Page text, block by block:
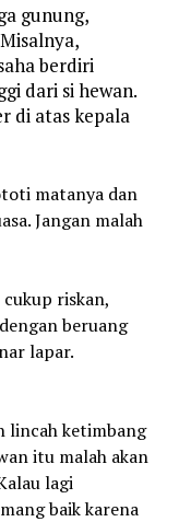
gunung,
berdiri
dari si hewan.
di atas kepala
matanya dan
Jangan malah
riskan,
beruang
lapar.
lincah ketimbang
itu malah akan
lagi
baik karena